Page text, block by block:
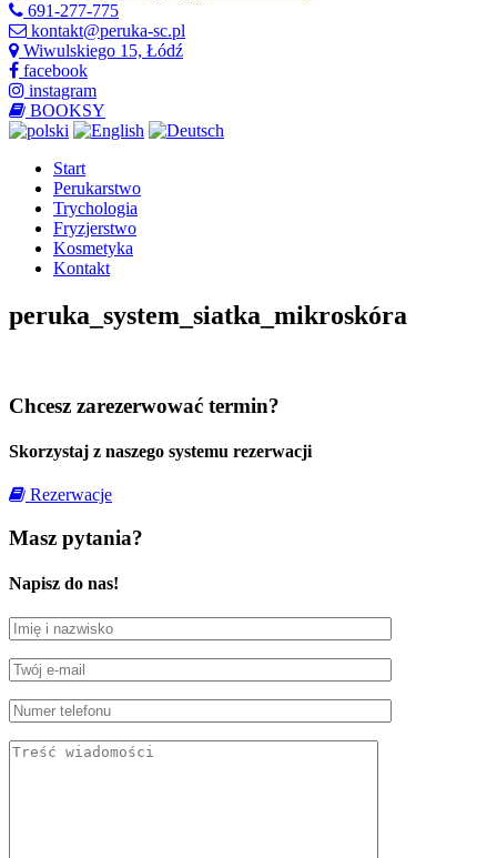
691-277-775
kontakt@peruka-sc.pl
Wiwulskiego 15, Łódź
facebook
instagram
BOOKSY
Start
Perukarstwo
Trychologia
Fryzjerstwo
Kosmetyka
Kontakt
peruka_system_siatka_mikroskóra
Chcesz zarezerwować termin?
Skorzystaj z naszego systemu rezerwacji
Rezerwacje
Masz pytania?
Napisz do nas!